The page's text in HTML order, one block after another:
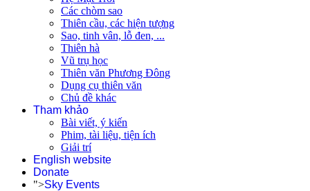
Các chòm sao
Thiên cầu, các hiện tượng
Sao, tinh vân, lỗ đen, ...
Thiên hà
Vũ trụ học
Thiên văn Phương Đông
Dụng cụ thiên văn
Chủ đề khác
Tham khảo
Bài viết, ý kiến
Phim, tài liệu, tiện ích
Giải trí
English website
Donate
">Sky Events